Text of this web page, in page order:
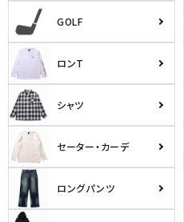
GOLF
ロンT
シャツ
セーター・カーデ
ロングパンツ